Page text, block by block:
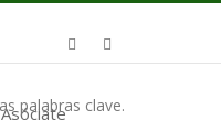
Asóciate
palabras clave.